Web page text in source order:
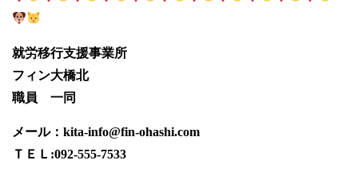
就労移行支援事業所
フィン大橋北
職員 一同
メール：kita-info@fin-ohashi.com
ＴＥＬ:092-555-7533